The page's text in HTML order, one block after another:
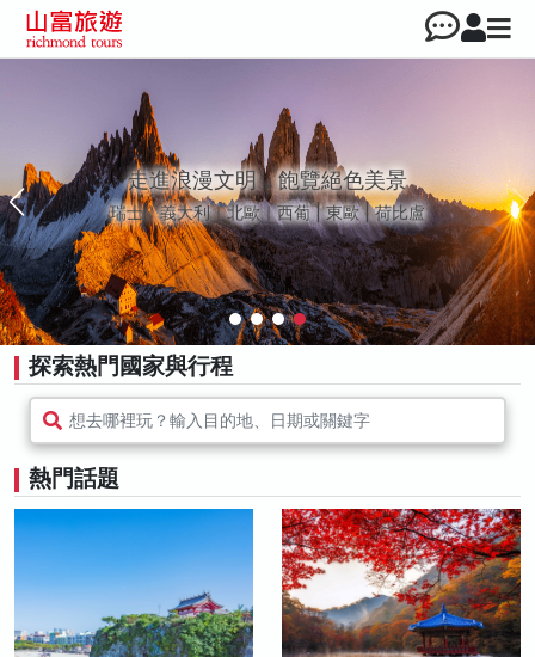
走進浪漫文明，飽覽絕色美景
瑞士｜義大利｜北歐｜西葡 | 東歐 | 荷比盧
探索熱門國家與行程
想去哪裡玩？輸入目的地、日期或關鍵字
熱門話題